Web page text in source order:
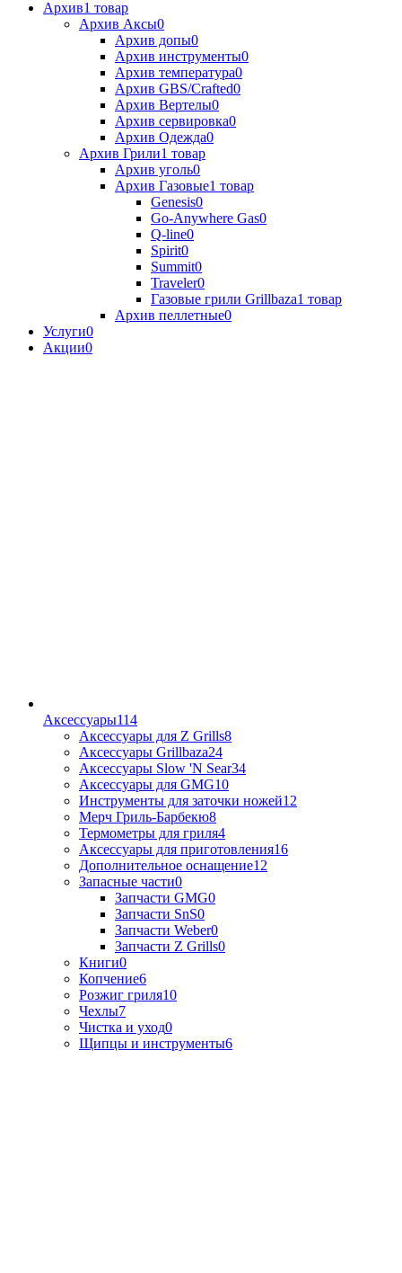
Архив1 товар
Архив Аксы0
Архив допы0
Архив инструменты0
Архив температура0
Архив GBS/Crafted0
Архив Вертелы0
Архив сервировка0
Архив Одежда0
Архив Грили1 товар
Архив уголь0
Архив Газовые1 товар
Genesis0
Go-Anywhere Gas0
Q-line0
Spirit0
Summit0
Traveler0
Газовые грили Grillbaza1 товар
Архив пеллетные0
Услуги0
Акции0
Аксессуары114
Аксессуары для Z Grills8
Аксессуары Grillbaza24
Аксессуары Slow 'N Sear34
Аксессуары для GMG10
Инструменты для заточки ножей12
Мерч Гриль-Барбекю8
Термометры для гриля4
Аксессуары для приготовления16
Дополнительное оснащение12
Запасные части0
Запчасти GMG0
Запчасти SnS0
Запчасти Weber0
Запчасти Z Grills0
Книги0
Копчение6
Розжиг гриля10
Чехлы7
Чистка и уход0
Щипцы и инструменты6